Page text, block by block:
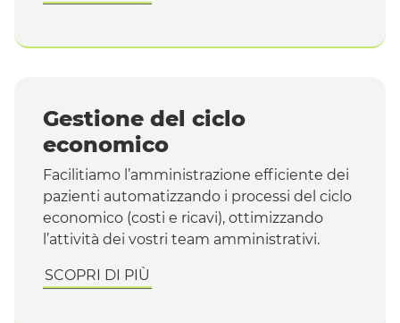
Gestione del ciclo
economico
Facilitiamo l’amministrazione efficiente dei
pazienti automatizzando i processi del ciclo
economico (costi e ricavi), ottimizzando
l’attività dei vostri team amministrativi.
SCOPRI DI PIÙ